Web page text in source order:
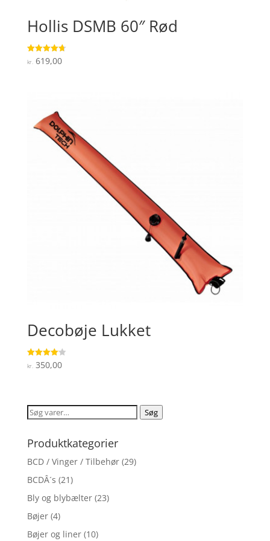
Hollis DSMB 60″ Rød
Vurderet
4.7
kr.619,00
Decobøje Lukket
Vurderet
4.1
kr.350,00
Søg
Søg
Produktkategorier
BCD / Vinger / Tilbehør (29)
BCDÂ´s (21)
Bly og blybælter (23)
Bøjer (4)
Bøjer og liner (10)